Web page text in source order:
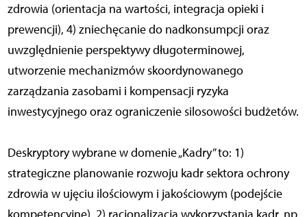
zdrowia (orientacja na wartości, integracja opieki i
prewencji), 4) zniechęcanie do nadkonsumpcji oraz
uwzględnienie perspektywy długoterminowej,
utworzenie mechanizmów skoordynowanego
zarządzania zasobami i kompensacji ryzyka
inwestycyjnego oraz ograniczenie silosowości budżetów.
Deskryptory wybrane w domenie „Kadry” to: 1)
strategiczne planowanie rozwoju kadr sektora ochrony
zdrowia w ujęciu ilościowym i jakościowym (podejście
kompetencyjne), 2) racjonalizacja wykorzystania kadr, np.